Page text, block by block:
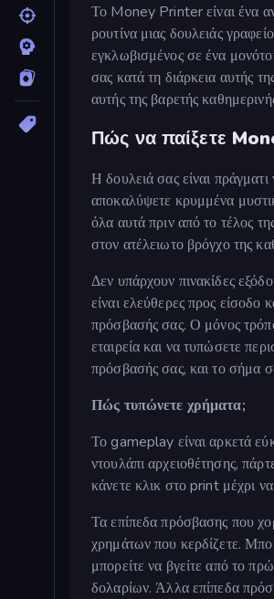
Το Money Printer είναι ένα
ρουτίνα μιας δουλειάς
εγκλωβισμένος σε ένα
σας κατά τη διάρκεια αυτής
αυτής της βαρετής
Πώς να παίξετε
Η δουλειά σας είναι
αποκαλύψετε κρυμμένα
όλα αυτά πριν από το τέλος
στον ατέλειωτο βρόγχο της
Δεν υπάρχουν πινακίδες
είναι ελεύθερες προς είσοδο
πρόσβασής σας. Ο μόνος
εταιρεία και να τυπώσετε
πρόσβασής σας, και το σήμα
Πώς τυπώνετε χρήματα;
Το gameplay είναι αρκετά
ντουλάπι αρχειοθέτησης,
κάνετε κλικ στο print μέχρι
Τα επίπεδα πρόσβασης που
χρημάτων που κερδίζετε.
μπορείτε να βγείτε από το
δολαρίων. Άλλα επίπεδα